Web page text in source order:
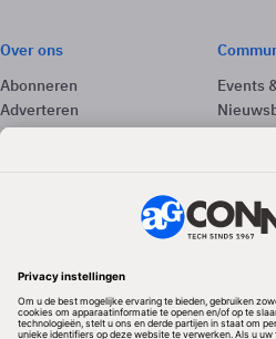
Over ons
Abonneren
Adverteren
Contact
Events